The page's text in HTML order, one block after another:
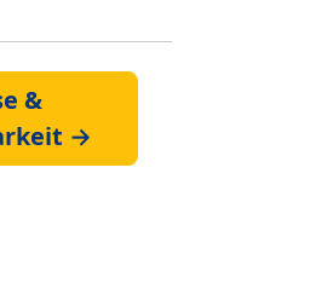
&
→